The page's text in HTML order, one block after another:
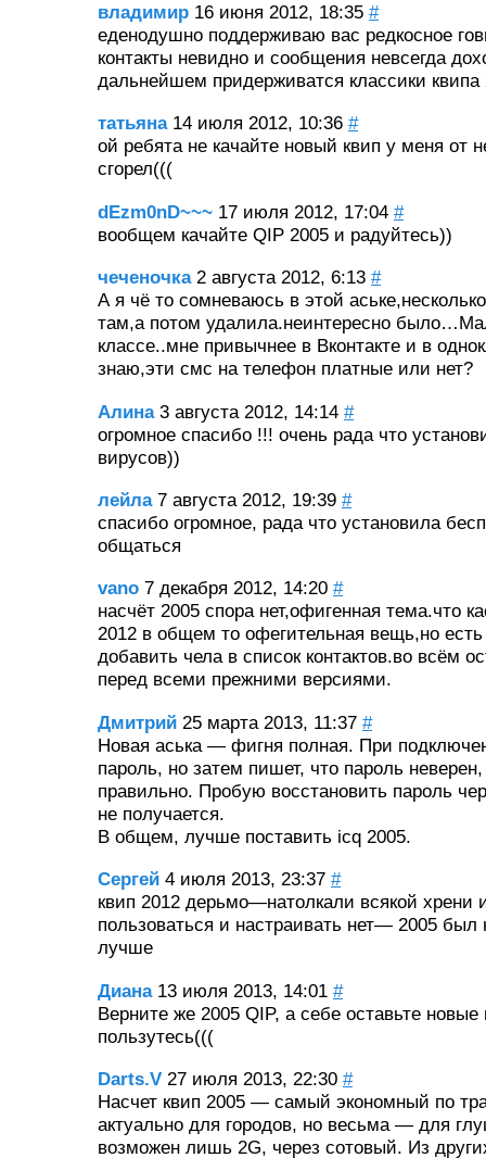
владимир 16 июня 2012, 18:35 #
еденодушно поддерживаю вас редкосное
контакты невидно и сообщения невсегда
дальнейшем придерживатся классики квипа
татьяна 14 июля 2012, 10:36 #
ой ребята не качайте новый квип у меня от
сгорел(((
dEzm0nD~~~ 17 июля 2012, 17:04 #
вообщем качайте QIP 2005 и радуйтесь))
чеченочка 2 августа 2012, 6:13 #
А я чё то сомневаюсь в этой
там,а потом удалила.неинтересно
классе..мне привычнее в Вконтакте и в
знаю,эти смс на телефон платные или нет?
Алина 3 августа 2012, 14:14 #
огромное спасибо !!! очень рада что
вирусов))
лейла 7 августа 2012, 19:39 #
спасибо огромное, рада что установила
общаться
vano 7 декабря 2012, 14:20 #
насчёт 2005 спора нет,офигенная тема.что
2012 в общем то офегительная вещь,но
добавить чела в список контактов.во всём
перед всеми прежними версиями.
Дмитрий 25 марта 2013, 11:37 #
Новая аська — фигня полная. При
пароль, но затем пишет, что пароль
правильно. Пробую восстановить пароль
не получается.
В общем, лучше поставить icq 2005.
Сергей 4 июля 2013, 23:37 #
квип 2012 дерьмо—натолкали всякой хрени
пользоваться и настраивать нет— 2005
лучше
Диана 13 июля 2013, 14:01 #
Верните же 2005 QIP, а себе оставьте новые
пользутесь(((
Darts.V 27 июля 2013, 22:30 #
Насчет квип 2005 — самый экономный по
актуально для городов, но весьма — для
возможен лишь 2G, через сотовый. Из